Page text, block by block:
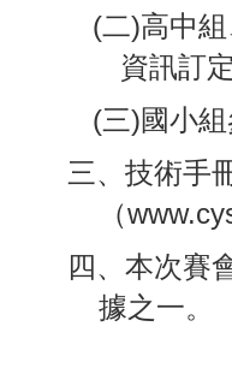
(二)高中
資訊訂
(三)國小
三、技術手
（
四、本次賽
據之一。